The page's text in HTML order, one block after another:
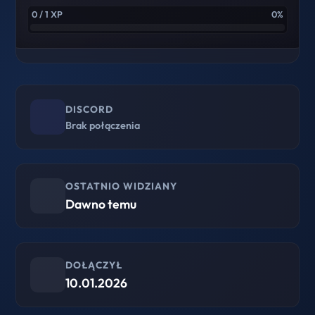
0 / 1 XP 0%
DISCORD
Brak połączenia
OSTATNIO WIDZIANY
Dawno temu
DOŁĄCZYŁ
10.01.2026